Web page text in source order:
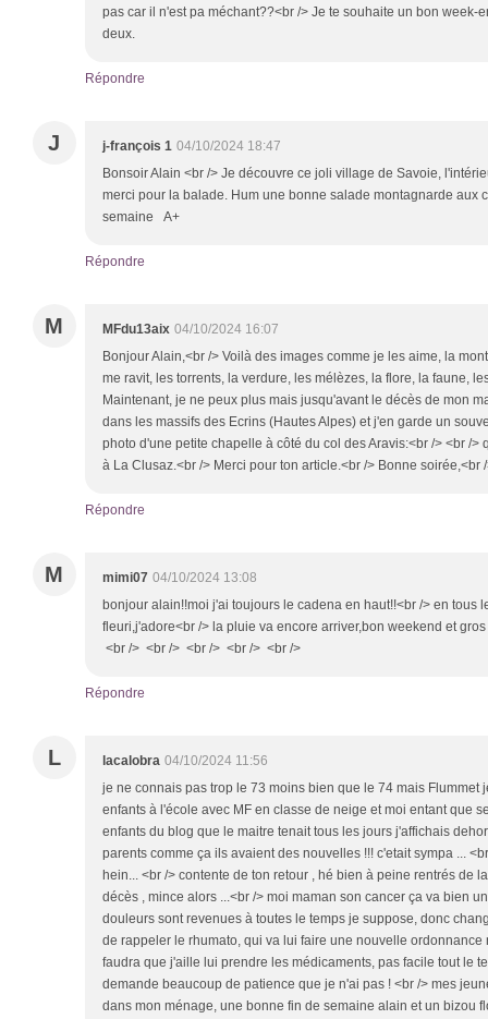
pas car il n'est pa méchant??<br /> Je te souhaite un bon week-
deux.
Répondre
J j-françois 1 04/10/2024 18:47
Bonsoir Alain <br /> Je découvre ce joli village de Savoie,
merci pour la balade. Hum une bonne salade montagnarde aux
semaine A+
Répondre
M MFdu13aix 04/10/2024 16:07
Bonjour Alain,<br /> Voilà des images comme je les aime, la
me ravit, les torrents, la verdure, les mélèzes, la flore, la faune,
Maintenant, je ne peux plus mais jusqu'avant le décès de mon
dans les massifs des Ecrins (Hautes Alpes) et j'en garde un
photo d'une petite chapelle à côté du col des Aravis:<br /> <br /
à La Clusaz.<br /> Merci pour ton article.<br /> Bonne soirée,<br
Répondre
M mimi07 04/10/2024 13:08
bonjour alain!!moi j'ai toujours le cadena en haut!!<br /> en tous
fleuri,j'adore<br /> la pluie va encore arriver,bon weekend et
<br /> <br /> <br /> <br /> <br />
Répondre
L lacalobra 04/10/2024 11:56
je ne connais pas trop le 73 moins bien que le 74 mais Flummet
enfants à l'école avec MF en classe de neige et moi entant que
enfants du blog que le maitre tenait tous les jours j'affichais
parents comme ça ils avaient des nouvelles !!! c'etait sympa ...
hein... <br /> contente de ton retour , hé bien à peine rentrés de
décès , mince alors ...<br /> moi maman son cancer ça va bien
douleurs sont revenues à toutes le temps je suppose, donc
de rappeler le rhumato, qui va lui faire une nouvelle ordonnance
faudra que j'aille lui prendre les médicaments, pas facile tout le
demande beaucoup de patience que je n'ai pas ! <br /> mes
dans mon ménage, une bonne fin de semaine alain et un bizou